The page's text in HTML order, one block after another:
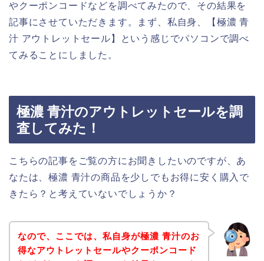
やクーポンコードなどを調べてみたので、その結果を
記事にさせていただきます。まず、私自身、【極濃 青
汁 アウトレットセール】という感じでパソコンで調べ
てみることにしました。
極濃 青汁のアウトレットセールを調
査してみた！
こちらの記事をご覧の方にお聞きしたいのですが、あ
なたは、極濃 青汁の商品を少しでもお得に安く購入で
きたら？と考えていないでしょうか？
なので、ここでは、私自身が極濃 青汁のお
得なアウトレットセールやクーポンコード